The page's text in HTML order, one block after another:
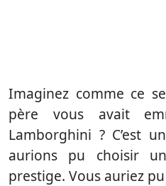
Imaginez comme ce
père vous avait
Lamborghini ? C’est
aurions pu choisir
prestige. Vous auriez